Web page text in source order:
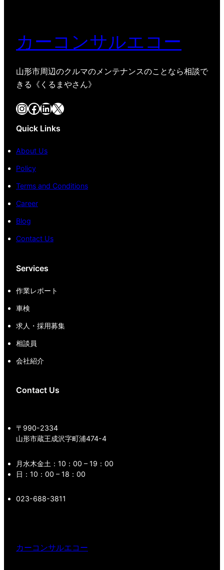
カーコンサルエコー
山形市周辺のクルマのメンテナンスのことなら相談で
きる《くるまやさん》
InstagramFacebook LinkedIn X
Quick Links
About Us
Policy
Terms and Conditions
Career
Blog
Contact Us
Services
作業レポート
車検
求人・採用募集
相談員
会社紹介
Contact Us
〒990-2334
山形市蔵王成沢字町浦474-4
月水木金土：10：00 – 19：00
日：10：00 – 18：00
023-688-3811
カーコンサルエコー